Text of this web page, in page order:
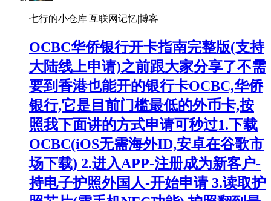
七行的小仓库|互联网记忆|博客
OCBC华侨银行开卡指南完整版(支持
大陆线上申请)之前跟大家分享了不需
要到香港也能开的银行卡OCBC,华侨
银行,它是目前门槛最低的外币卡,按
照我下面讲的方式申请可秒过1.下载
OCBC(iOS无需海外ID,安卓在谷歌市
场下载) 2.进入APP-注册成为新客户-
持电子护照外国人-开始申请 3.读取护